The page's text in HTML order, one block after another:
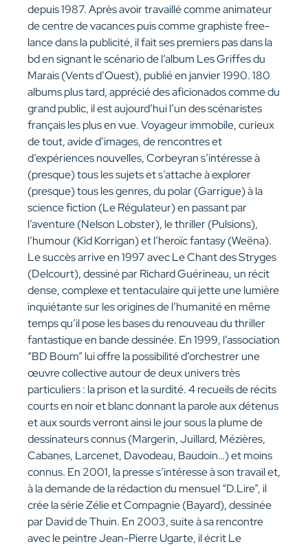
depuis 1987. Après avoir travaillé comme animateur
de centre de vacances puis comme graphiste free-
lance dans la publicité, il fait ses premiers pas dans la
bd en signant le scénario de l‘album Les Griffes du
Marais (Vents d’Ouest), publié en janvier 1990. 180
albums plus tard, apprécié des aficionados comme du
grand public, il est aujourd’hui l’un des scénaristes
français les plus en vue. Voyageur immobile, curieux
de tout, avide d’images, de rencontres et
d’expériences nouvelles, Corbeyran s’intéresse à
(presque) tous les sujets et s’attache à explorer
(presque) tous les genres, du polar (Garrigue) à la
science fiction (Le Régulateur) en passant par
l’aventure (Nelson Lobster), le thriller (Pulsions),
l’humour (Kid Korrigan) et l’heroïc fantasy (Weëna).
Le succès arrive en 1997 avec Le Chant des Stryges
(Delcourt), dessiné par Richard Guérineau, un récit
dense, complexe et tentaculaire qui jette une lumière
inquiétante sur les origines de l’humanité en même
temps qu’il pose les bases du renouveau du thriller
fantastique en bande dessinée. En 1999, l’association
“BD Boum” lui offre la possibilité d’orchestrer une
œuvre collective autour de deux univers très
particuliers : la prison et la surdité. 4 recueils de récits
courts en noir et blanc donnant la parole aux détenus
et aux sourds verront ainsi le jour sous la plume de
dessinateurs connus (Margerin, Juillard, Mézières,
Cabanes, Larcenet, Davodeau, Baudoin…) et moins
connus. En 2001, la presse s’intéresse à son travail et,
à la demande de la rédaction du mensuel “D.Lire”, il
crée la série Zélie et Compagnie (Bayard), dessinée
par David de Thuin. En 2003, suite à sa rencontre
avec le peintre Jean-Pierre Ugarte, il écrit Le